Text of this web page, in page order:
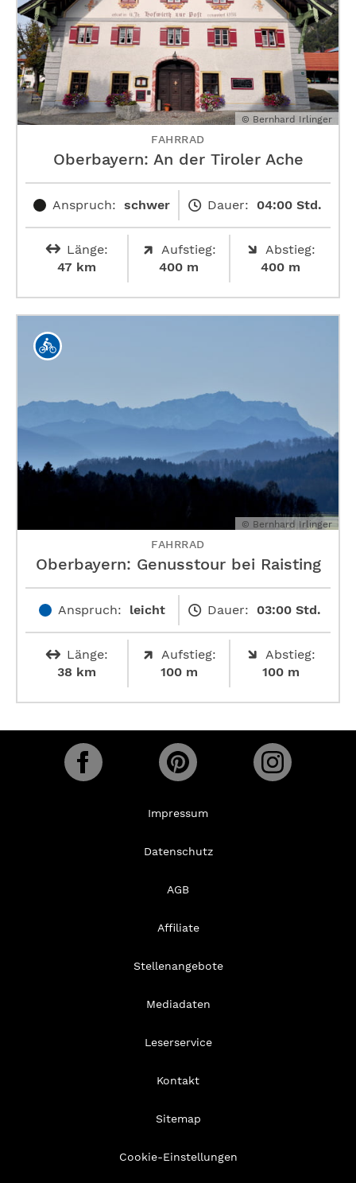
© Bernhard Irlinger
FAHRRAD
Oberbayern: An der Tiroler Ache
Anspruch: schwer Dauer: 04:00 Std.
Länge:
47 km
Aufstieg:
400 m
Abstieg:
400 m
© Bernhard Irlinger
FAHRRAD
Oberbayern: Genusstour bei Raisting
Anspruch: leicht Dauer: 03:00 Std.
Länge:
38 km
Aufstieg:
100 m
Abstieg:
100 m
Impressum
Datenschutz
AGB
Affiliate
Stellenangebote
Mediadaten
Leserservice
Kontakt
Sitemap
Cookie-Einstellungen